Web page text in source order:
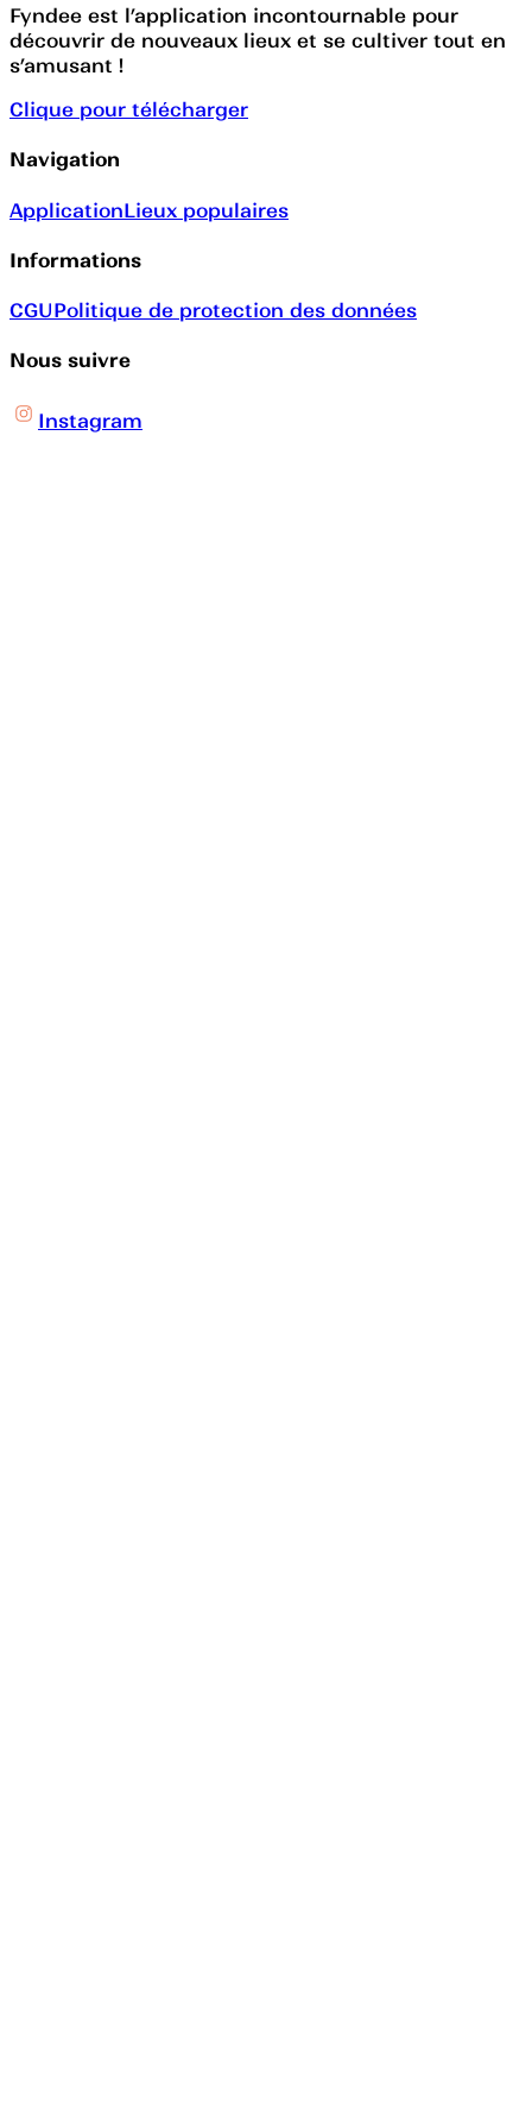
Fyndee est l’application incontournable pour
découvrir de nouveaux lieux et se cultiver tout en
s’amusant !
Clique pour télécharger
Navigation
ApplicationLieux populaires
Informations
CGUPolitique de protection des données
Nous suivre
Instagram